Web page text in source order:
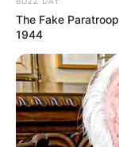
20:38 / 06 İyul 2026
Nazirlik
etdi
The Fake
1944